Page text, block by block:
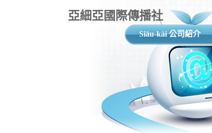
亞細亞國際傳播社
Siāu-kài 公司紹介